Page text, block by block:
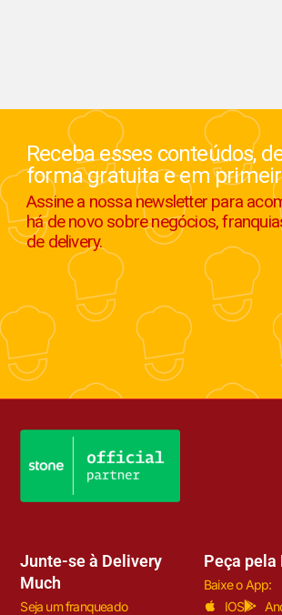
Receba esses conteúdos,
forma gratuita e em
Assine a nossa newsletter para
há de novo sobre negócios,
de delivery.
Junte-se à Delivery
Much
Seja um franqueado
Peça pela
Baixe o App:
IOS